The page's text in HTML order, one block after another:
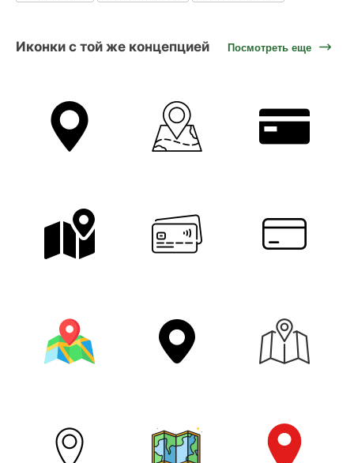
Иконки с той же концепцией Посмотреть еще